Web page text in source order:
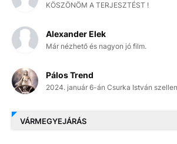
KÖSZÖNÖM A TERJESZTÉST !
Alexander Elek
Már nézhető és nagyon jó film.
Pálos Trend
2024. január 6-án Csurka István
VÁRMEGYEJÁRÁS